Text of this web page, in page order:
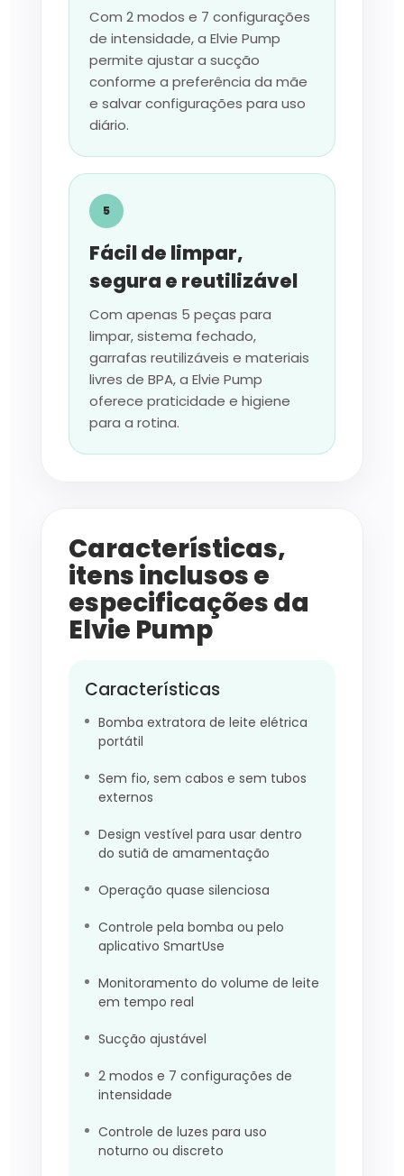
Com 2 modos e 7 configurações
de intensidade, a Elvie Pump
permite ajustar a sucção
conforme a preferência da mãe
e salvar configurações para uso
diário.
5
Fácil de limpar,
segura e reutilizável
Com apenas 5 peças para
limpar, sistema fechado,
garrafas reutilizáveis e materiais
livres de BPA, a Elvie Pump
oferece praticidade e higiene
para a rotina.
Características,
itens inclusos e
especificações da
Elvie Pump
Características
Bomba extratora de leite elétrica
portátil
Sem fio, sem cabos e sem tubos
externos
Design vestível para usar dentro
do sutiã de amamentação
Operação quase silenciosa
Controle pela bomba ou pelo
aplicativo SmartUse
Monitoramento do volume de leite
em tempo real
Sucção ajustável
2 modos e 7 configurações de
intensidade
Controle de luzes para uso
noturno ou discreto